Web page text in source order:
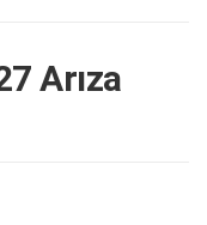
Arıza